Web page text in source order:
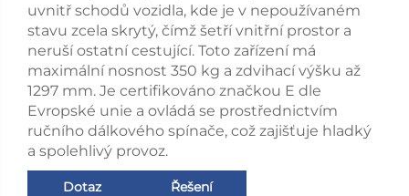
uvnitř schodů vozidla, kde je v nepoužívaném
stavu zcela skrytý, čímž šetří vnitřní prostor a
neruší ostatní cestující. Toto zařízení má
maximální nosnost 350 kg a zdvihací výšku až
1297 mm. Je certifikováno značkou E dle
Evropské unie a ovládá se prostřednictvím
ručního dálkového spínače, což zajišťuje hladký
a spolehlivý provoz.
Dotaz Řešení